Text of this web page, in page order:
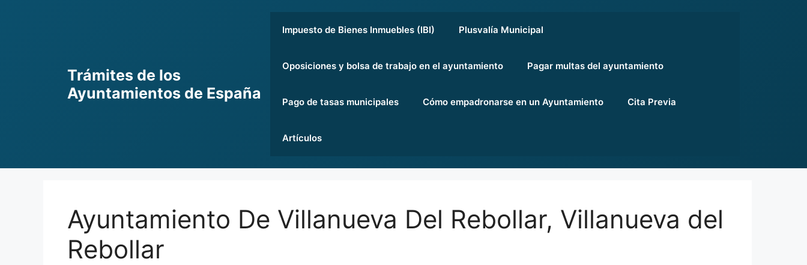
Trámites de los
Ayuntamientos de España
Impuesto de Bienes Inmuebles (IBI) Plusvalía Municipal
Oposiciones y bolsa de trabajo en el ayuntamiento Pagar multas del ayuntamiento
Pago de tasas municipales Cómo empadronarse en un Ayuntamiento Cita Previa
Artículos
Ayuntamiento De Villanueva Del Rebollar, Villanueva del
Rebollar